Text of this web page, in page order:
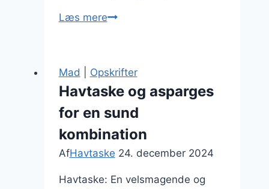
Læs mereGrillet
Mad Opskrifter
Havtaske og asparges
for en sund
kombination
AfHavtaske 24. december 2024
Havtaske: En velsmagende og